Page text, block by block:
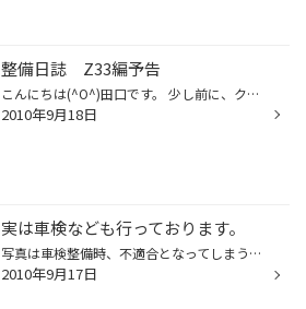
整備日誌 Z33編予告
こんにちは(^O^)田口です。 少し前に、クスコの車高調を取り付けさせて頂いたお客様ですが 今回、クスコのリアデフの取り付けの為に入庫して来ました 少し前にもリアデフの交換をしていた様な気がしますが(－－？)・・・ 今回の車両は、Z33という事でお楽しみに！ 今回も作業にHP更新が追い付かない...
2010年9月18日
実は車検なども行っております。
写真は車検整備時、不適合となってしまうドライブシャフトブーツ切れを発見 してしまったところです。 じつは車検なども承っているタイヤ館玉川上水なのです。 なんと当店は車検も出来る認証取得工場で整備士も３人います。 他店ではチョット気が重いな・・・と思いましたら一度当店へいらして下さ...
2010年9月17日